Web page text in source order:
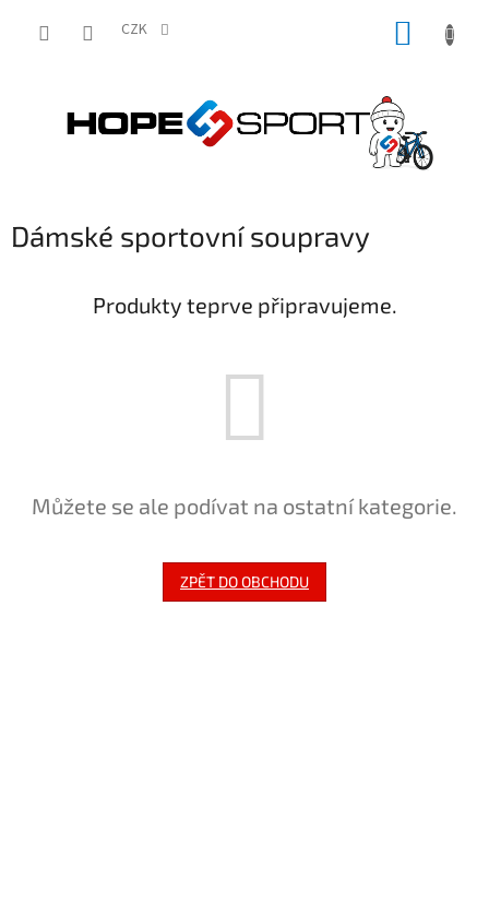
CZK
Dámské sportovní soupravy
Produkty teprve připravujeme.
Můžete se ale podívat na ostatní kategorie.
ZPĚT DO OBCHODU